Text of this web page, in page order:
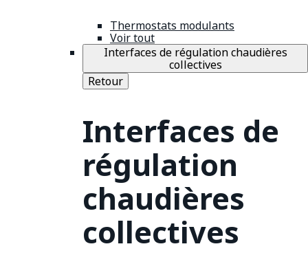
Thermostats modulants
Voir tout
Interfaces de régulation chaudières
collectives
Retour
Interfaces de
régulation
chaudières
collectives